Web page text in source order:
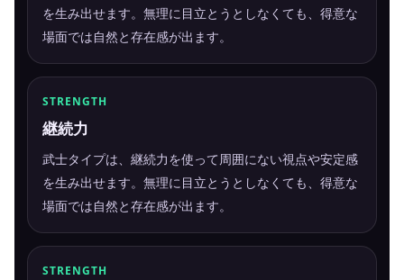
を生み出せます。無理に目立とうとしなくても、得意な
場面では自然と存在感が出ます。
STRENGTH
継続力
武士タイプは、継続力を使って周囲にない視点や安定感
を生み出せます。無理に目立とうとしなくても、得意な
場面では自然と存在感が出ます。
STRENGTH